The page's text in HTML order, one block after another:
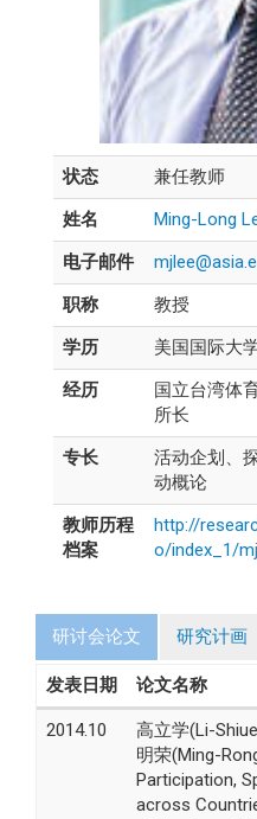
状态
兼任教师
姓名
Ming-Long
电子邮件
职称
教授
学历
美国国际大
经历
国立台湾体
所长
专长
活动企划、
动概论
教师历程
档案
http://
o/index_1/
研讨会论文 研究计画
发表日期 论文名称
2014.10
高立学(Li-
明荣(Ming-
Participation,
across